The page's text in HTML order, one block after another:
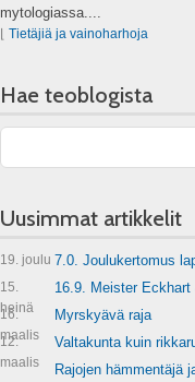
mytologiassa....
⌊ Tietäjiä ja vainoharhoja
Hae teoblogista
Uusimmat artikkelit
19. joulu 7.0. Joulukertomus
15.
heinä
16.9. Meister
16.
maalis
Myrskyävä raja
12.
maalis
Valtakunta kuin
Rajojen hämmentäjä